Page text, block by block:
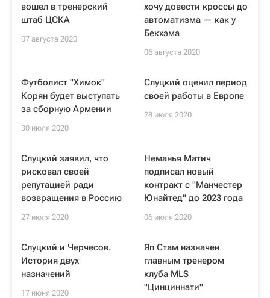
вошел в тренерский
штаб ЦСКА
07 августа 2020
хочу довести кроссы до
автоматизма — как у
Бекхэма
06 августа 2020
Футболист "Химок"
Корян будет выступать
за сборную Армении
30 июля 2020
Слуцкий оценил период
своей работы в Европе
28 июля 2020
Слуцкий заявил, что
рисковал своей
репутацией ради
возвращения в Россию
27 июля 2020
Неманья Матич
подписал новый
контракт с "Манчестер
Юнайтед" до 2023 года
06 июля 2020
Слуцкий и Черчесов.
История двух
назначений
17 июня 2020
Яп Стам назначен
главным тренером
клуба MLS
"Цинциннати"